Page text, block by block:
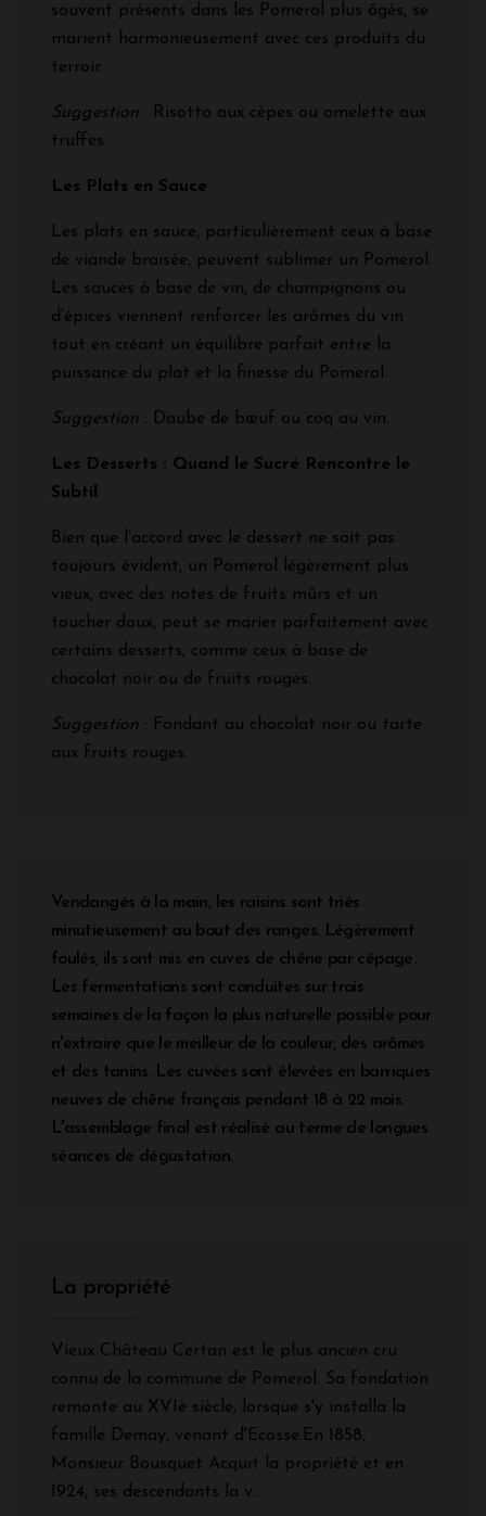
souvent présents dans les Pomerol plus âgés, se
marient harmonieusement avec ces produits du
terroir.
Suggestion : Risotto aux cèpes ou omelette aux
truffes.
Les Plats en Sauce
Les plats en sauce, particulièrement ceux à base
de viande braisée, peuvent sublimer un Pomerol.
Les sauces à base de vin, de champignons ou
d’épices viennent renforcer les arômes du vin
tout en créant un équilibre parfait entre la
puissance du plat et la finesse du Pomerol.
Suggestion : Daube de bœuf ou coq au vin.
Les Desserts : Quand le Sucré Rencontre le
Subtil
Bien que l’accord avec le dessert ne soit pas
toujours évident, un Pomerol légèrement plus
vieux, avec des notes de fruits mûrs et un
toucher doux, peut se marier parfaitement avec
certains desserts, comme ceux à base de
chocolat noir ou de fruits rouges.
Suggestion : Fondant au chocolat noir ou tarte
aux fruits rouges.
Vendangés à la main, les raisins sont triés
minutieusement au bout des ranges. Légèrement
foulés, ils sont mis en cuves de chêne par cépage.
Les fermentations sont conduites sur trois
semaines de la façon la plus naturelle possible pour
n'extraire que le meilleur de la couleur, des arômes
et des tanins. Les cuvées sont élevées en barriques
neuves de chêne français pendant 18 à 22 mois.
L'assemblage final est réalisé au terme de longues
séances de dégustation.
La propriété
Vieux Château Certan est le plus ancien cru
connu de la commune de Pomerol. Sa fondation
remonte au XVIè siècle, lorsque s'y installa la
famille Demay, venant d'Ecosse.En 1858,
Monsieur Bousquet Acquit la propriété et en
1924, ses descendants la v...